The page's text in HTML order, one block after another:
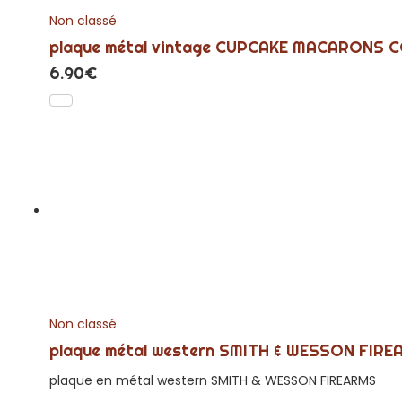
Non classé
plaque métal vintage CUPCAKE MACARONS
6.90€
Non classé
plaque métal western SMITH & WESSON
plaque en métal western SMITH & WESSON FIREARMS